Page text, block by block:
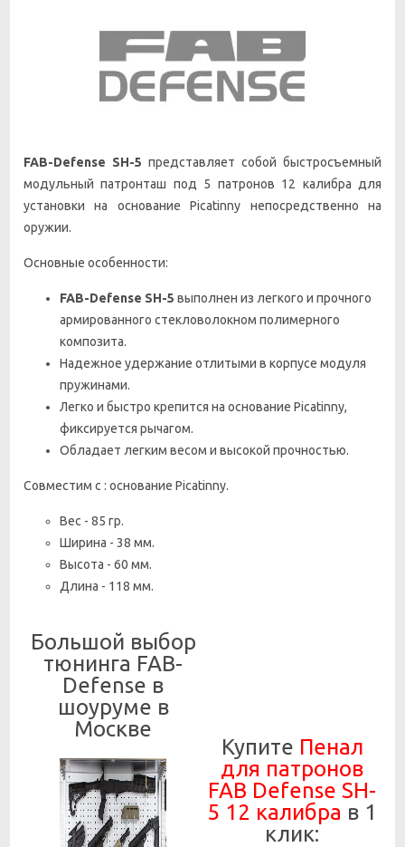
FAB-Defense SH-5 представляет собой быстросъемный
модульный патронташ под 5 патронов 12 калибра для
установки на основание Picatinny непосредственно на
оружии.
Основные особенности:
FAB-Defense SH-5 выполнен из легкого и прочного
армированного стекловолокном полимерного
композита.
Надежное удержание отлитыми в корпусе модуля
пружинами.
Легко и быстро крепится на основание Picatinny,
фиксируется рычагом.
Обладает легким весом и высокой прочностью.
Совместим с : основание Picatinny.
Вес - 85 гр.
Ширина - 38 мм.
Высота - 60 мм.
Длина - 118 мм.
Большой выбор
тюнинга FAB-
Defense в
шоуруме в
Москве
Купите Пенал
для патронов
FAB Defense SH-
5 12 калибра в 1
клик: